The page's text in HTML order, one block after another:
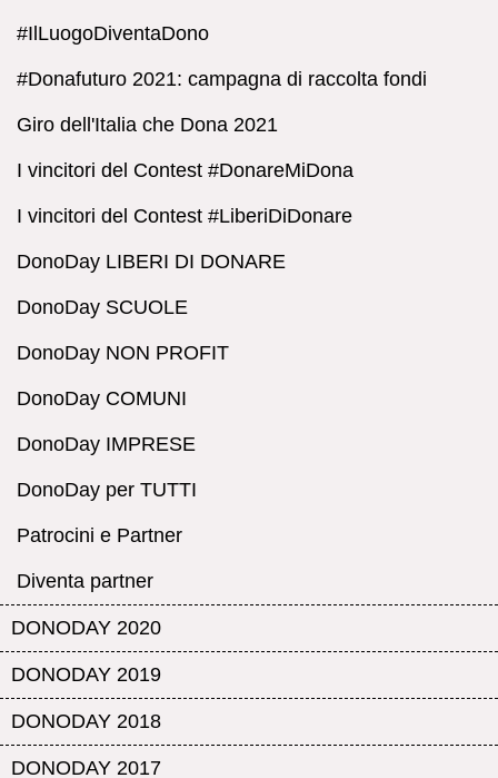
#IlLuogoDiventaDono
#Donafuturo 2021: campagna di raccolta fondi
Giro dell'Italia che Dona 2021
I vincitori del Contest #DonareMiDona
I vincitori del Contest #LiberiDiDonare
DonoDay LIBERI DI DONARE
DonoDay SCUOLE
DonoDay NON PROFIT
DonoDay COMUNI
DonoDay IMPRESE
DonoDay per TUTTI
Patrocini e Partner
Diventa partner
DONODAY 2020
DONODAY 2019
DONODAY 2018
DONODAY 2017